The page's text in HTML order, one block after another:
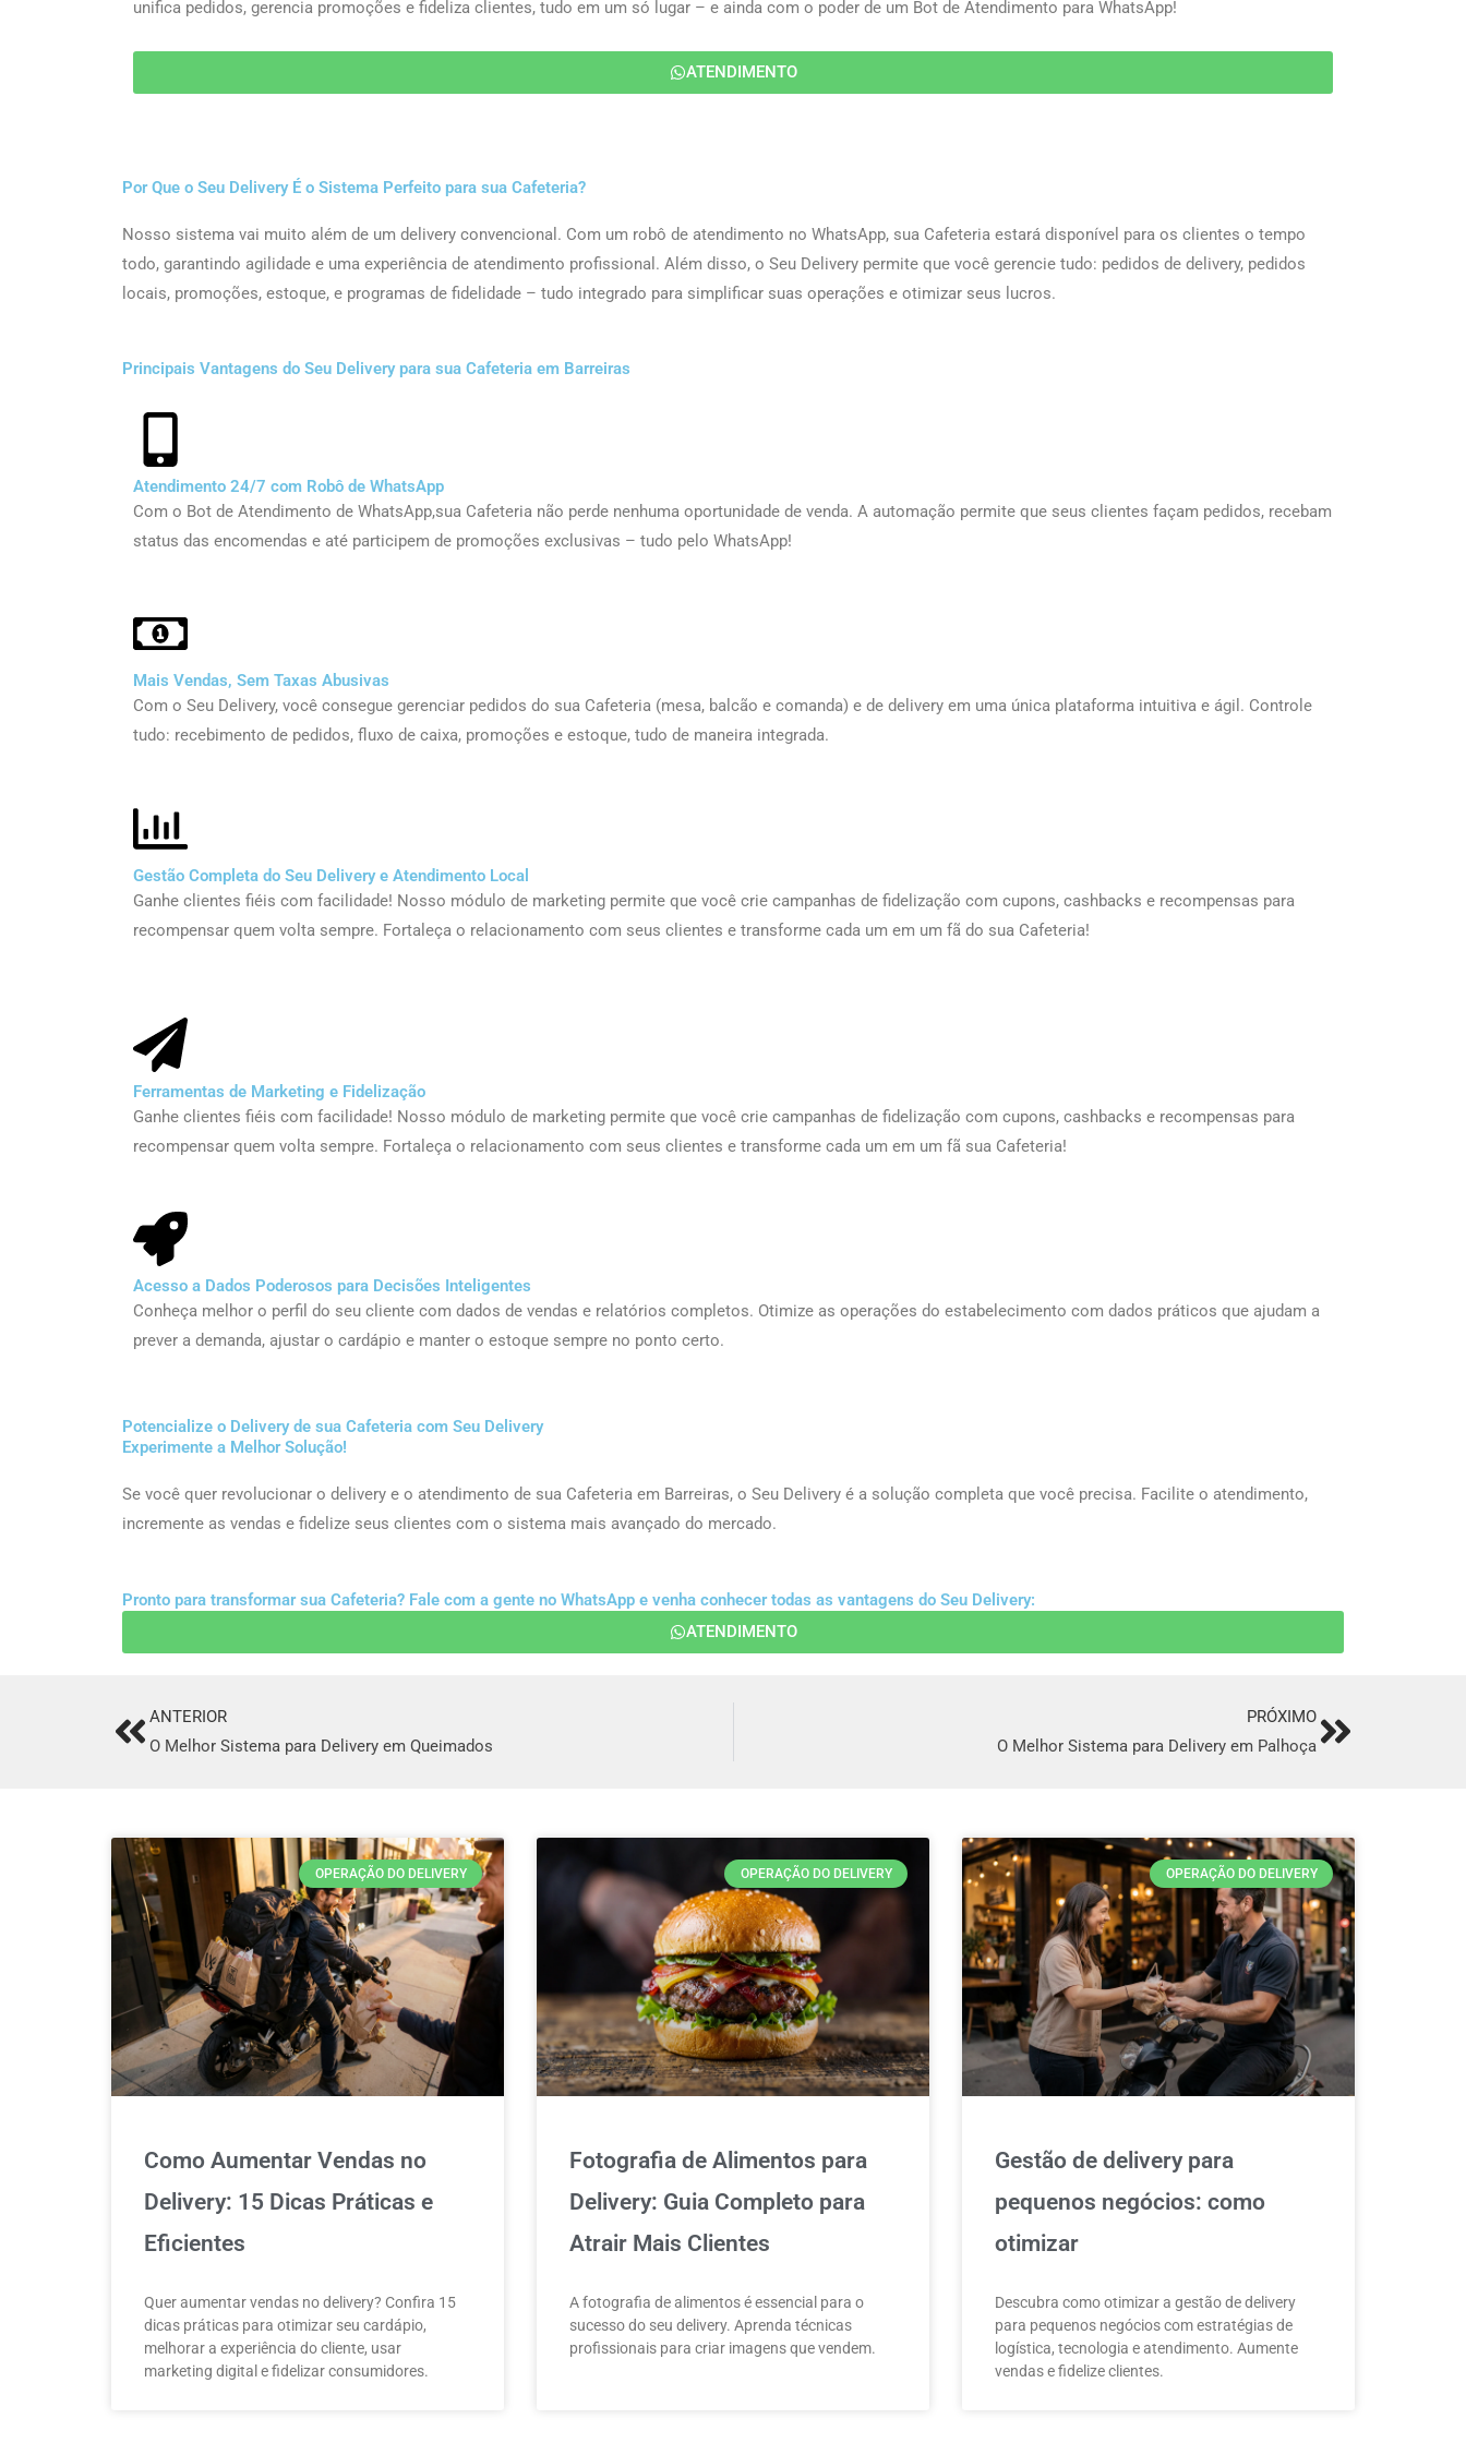
unifica pedidos, gerencia promoções e fideliza clientes, tudo em um só lugar – e ainda com o poder de um Bot de Atendimento para WhatsApp!
ATENDIMENTO
Por Que o Seu Delivery É o Sistema Perfeito para sua Cafeteria?
Nosso sistema vai muito além de um delivery convencional. Com um robô de atendimento no WhatsApp, sua Cafeteria estará disponível para os clientes o tempo
todo, garantindo agilidade e uma experiência de atendimento profissional. Além disso, o Seu Delivery permite que você gerencie tudo: pedidos de delivery, pedidos
locais, promoções, estoque, e programas de fidelidade – tudo integrado para simplificar suas operações e otimizar seus lucros.
Principais Vantagens do Seu Delivery para sua Cafeteria em Barreiras
Atendimento 24/7 com Robô de WhatsApp
Com o Bot de Atendimento de WhatsApp,sua Cafeteria não perde nenhuma oportunidade de venda. A automação permite que seus clientes façam pedidos, recebam
status das encomendas e até participem de promoções exclusivas – tudo pelo WhatsApp!
Mais Vendas, Sem Taxas Abusivas
Com o Seu Delivery, você consegue gerenciar pedidos do sua Cafeteria (mesa, balcão e comanda) e de delivery em uma única plataforma intuitiva e ágil. Controle
tudo: recebimento de pedidos, fluxo de caixa, promoções e estoque, tudo de maneira integrada.
Gestão Completa do Seu Delivery e Atendimento Local
Ganhe clientes fiéis com facilidade! Nosso módulo de marketing permite que você crie campanhas de fidelização com cupons, cashbacks e recompensas para
recompensar quem volta sempre. Fortaleça o relacionamento com seus clientes e transforme cada um em um fã do sua Cafeteria!
Ferramentas de Marketing e Fidelização
Ganhe clientes fiéis com facilidade! Nosso módulo de marketing permite que você crie campanhas de fidelização com cupons, cashbacks e recompensas para
recompensar quem volta sempre. Fortaleça o relacionamento com seus clientes e transforme cada um em um fã sua Cafeteria!
Acesso a Dados Poderosos para Decisões Inteligentes
Conheça melhor o perfil do seu cliente com dados de vendas e relatórios completos. Otimize as operações do estabelecimento com dados práticos que ajudam a
prever a demanda, ajustar o cardápio e manter o estoque sempre no ponto certo.
Potencialize o Delivery de sua Cafeteria com Seu Delivery
Experimente a Melhor Solução!
Se você quer revolucionar o delivery e o atendimento de sua Cafeteria em Barreiras, o Seu Delivery é a solução completa que você precisa. Facilite o atendimento,
incremente as vendas e fidelize seus clientes com o sistema mais avançado do mercado.
Pronto para transformar sua Cafeteria? Fale com a gente no WhatsApp e venha conhecer todas as vantagens do Seu Delivery:
ATENDIMENTO
PrevANTERIOR
O Melhor Sistema para Delivery em Queimados
PRÓXIMO
O Melhor Sistema para Delivery em Palhoça Next
OPERAÇÃO DO DELIVERY
Como Aumentar Vendas no
Delivery: 15 Dicas Práticas e
Eficientes
Quer aumentar vendas no delivery? Confira 15
dicas práticas para otimizar seu cardápio,
melhorar a experiência do cliente, usar
marketing digital e fidelizar consumidores.
OPERAÇÃO DO DELIVERY
Fotografia de Alimentos para
Delivery: Guia Completo para
Atrair Mais Clientes
A fotografia de alimentos é essencial para o
sucesso do seu delivery. Aprenda técnicas
profissionais para criar imagens que vendem.
OPERAÇÃO DO DELIVERY
Gestão de delivery para
pequenos negócios: como
otimizar
Descubra como otimizar a gestão de delivery
para pequenos negócios com estratégias de
logística, tecnologia e atendimento. Aumente
vendas e fidelize clientes.